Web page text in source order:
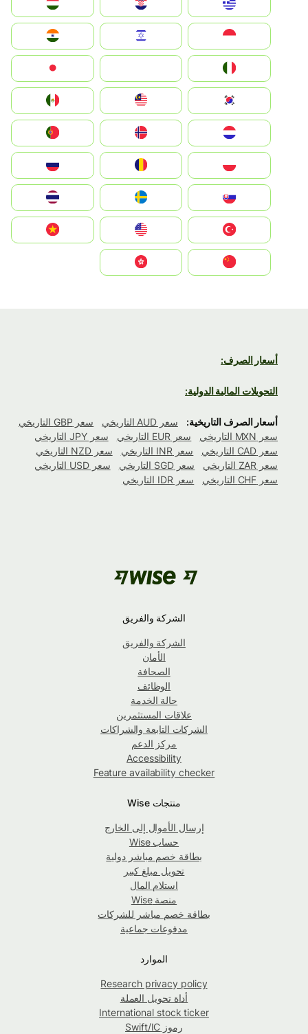
Hrvatska
Magyarország
Indonesia
South Korea
Nederland
Portugal
România
Slovensko
United States
Vietnam
أسعار الصرف:
التحويلات المالية الدولية:
أسعار الصرف التاريخية: سعر AUD التاريخي
سعر GBP التاريخي
سعر MXN التاريخي
سعر EUR التاريخي
سعر JPY التاريخي
سعر CAD التاريخي
سعر INR التاريخي
سعر NZD التاريخي
سعر ZAR التاريخي
سعر SGD التاريخي
سعر USD التاريخي
سعر CHF التاريخي
سعر IDR التاريخي
الشركة والفريق
الشركة والفريق
الأمان
الصحافة
الوظائف
حالة الخدمة
علاقات المستثمرين
الشركات التابعة والشراكات
مركز الدعم
Accessibility
Feature availability checker
منتجات Wise
إرسال الأموال إلى الخارج
حساب Wise
بطاقة خصم مباشر دولية
تحويل مبلغ كبير
استلام المال
منصة Wise
بطاقة خصم مباشر للشركات
مدفوعات جماعية
الموارد
Research privacy policy
أداة تحويل العملة
International stock ticker
رموز Swift/IC